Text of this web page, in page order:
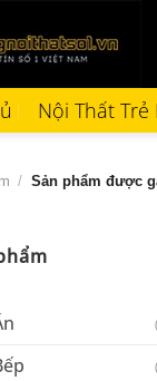
Nội Thất Trẻ
/ Sản phẩm được